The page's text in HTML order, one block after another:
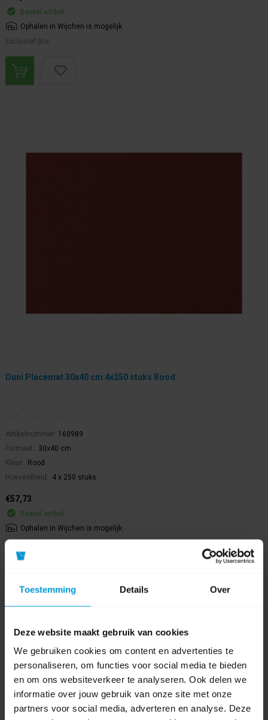
Toestemming Details Over
Deze website maakt gebruik van cookies
We gebruiken cookies om content en advertenties te
personaliseren, om functies voor social media te bieden
en om ons websiteverkeer te analyseren. Ook delen we
informatie over jouw gebruik van onze site met onze
partners voor social media, adverteren en analyse. Deze
Bestel artikel.
Ophalen in Wijchen is mogelijk.
Exclusief btw.
Duni Placemat 30x40 cm 4x250 stuks Rood
Artikelnummer: 160989
Formaat:
30x40 cm
Kleur:
Rood
Hoeveelheid:
4 x 250 stuks
€57,73
Bestel artikel.
Ophalen in Wijchen is mogelijk.
Exclusief btw.